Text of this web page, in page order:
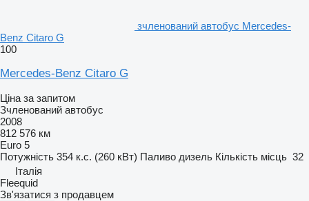
зчленований автобус Mercedes-
Benz Citaro G
100
Mercedes-Benz Citaro G
Ціна за запитом
Зчленований автобус
2008
812 576 км
Euro 5
Потужність 354 к.с. (260 кВт) Паливо дизель Кількість місць 32
Італія
Fleequid
Зв'язатися з продавцем